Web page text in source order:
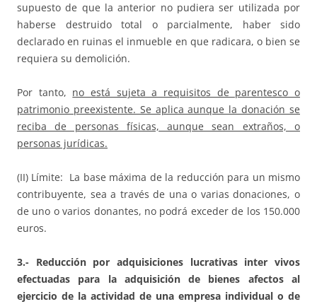
supuesto de que la anterior no pudiera ser utilizada por
haberse destruido total o parcialmente, haber sido
declarado en ruinas el inmueble en que radicara, o bien se
requiera su demolición.
Por tanto, no está sujeta a requisitos de parentesco o
patrimonio preexistente. Se aplica aunque la donación se
reciba de personas físicas, aunque sean extraños, o
personas jurídicas.
(II) Límite: La base máxima de la reducción para un mismo
contribuyente, sea a través de una o varias donaciones, o
de uno o varios donantes, no podrá exceder de los 150.000
euros.
3.- Reducción por adquisiciones lucrativas inter vivos
efectuadas para la adquisición de bienes afectos al
ejercicio de la actividad de una empresa individual o de